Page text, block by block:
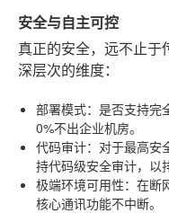
安全与自主可控
真正的安全，远不止于
深层次的维度：
部署模式：是否支持完
0%不出企业机房。
代码审计：对于最高安
持代码级安全审计，以
极端环境可用性：在断
核心通讯功能不中断。